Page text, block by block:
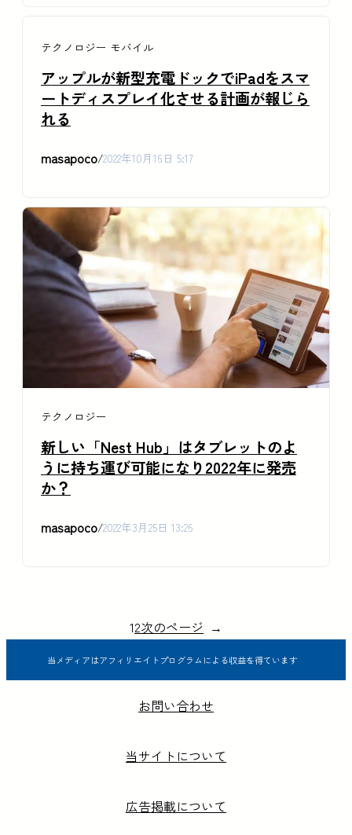
テクノロジー モバイル
アップルが新型充電ドックでiPadをスマ
ートディスプレイ化させる計画が報じら
れる
masapoco/2022年10月16日 5:17
テクノロジー
新しい「Nest Hub」はタブレットのよ
うに持ち運び可能になり2022年に発売
か？
masapoco/2022年3月25日 13:26
12次のページ →
当メディアはアフィリエイトプログラムによる収益を得ています
お問い合わせ
当サイトについて
広告掲載について